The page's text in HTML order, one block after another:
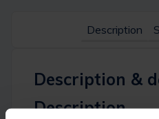
Description
Description &
Description